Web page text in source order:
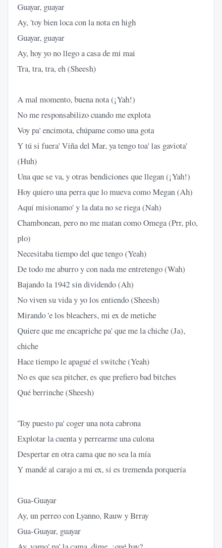
Guayar, guayar
Ay, 'toy bien loca con la nota en high
Guayar, guayar
Ay, hoy yo no llego a casa de mi mai
Tra, tra, tra, eh (Sheesh)
A mal momento, buena nota (¡Yah!)
No me responsabilizo cuando me explota
Voy pa' encimota, chúpame como una gota
Y tú si fuera' Viña del Mar, ya tengo toa' las gaviota'
(Huh)
Una que se va, y otras bendiciones que llegan (¡Yah!)
Hoy quiero una perra que lo mueva como Megan (Ah)
Aquí misionamo' y la data no se riega (Nah)
Chambonean, pero no me matan como Omega (Prr, plo,
plo)
Necesitaba tiempo del que tengo (Yeah)
De todo me aburro y con nada me entretengo (Wah)
Bajando la 1942 sin dividendo (Ah)
No viven su vida y yo los entiendo (Sheesh)
Mirando 'e los bleachers, mi ex de metiche
Quiere que me encapriche pa' que me la chiche (Ja),
chiche
Hace tiempo le apagué el switche (Yeah)
No es que sea pitcher, es que prefiero bad bitches
Qué berrinche (Sheesh)
'Toy puesto pa' coger una nota cabrona
Explotar la cuenta y perrearme una culona
Despertar en otra cama que no sea la mía
Y mandé al carajo a mi ex, si es tremenda porquería
Gua-Guayar
Ay, un perreo con Lyanno, Rauw y Brray
Gua-Guayar, guayar